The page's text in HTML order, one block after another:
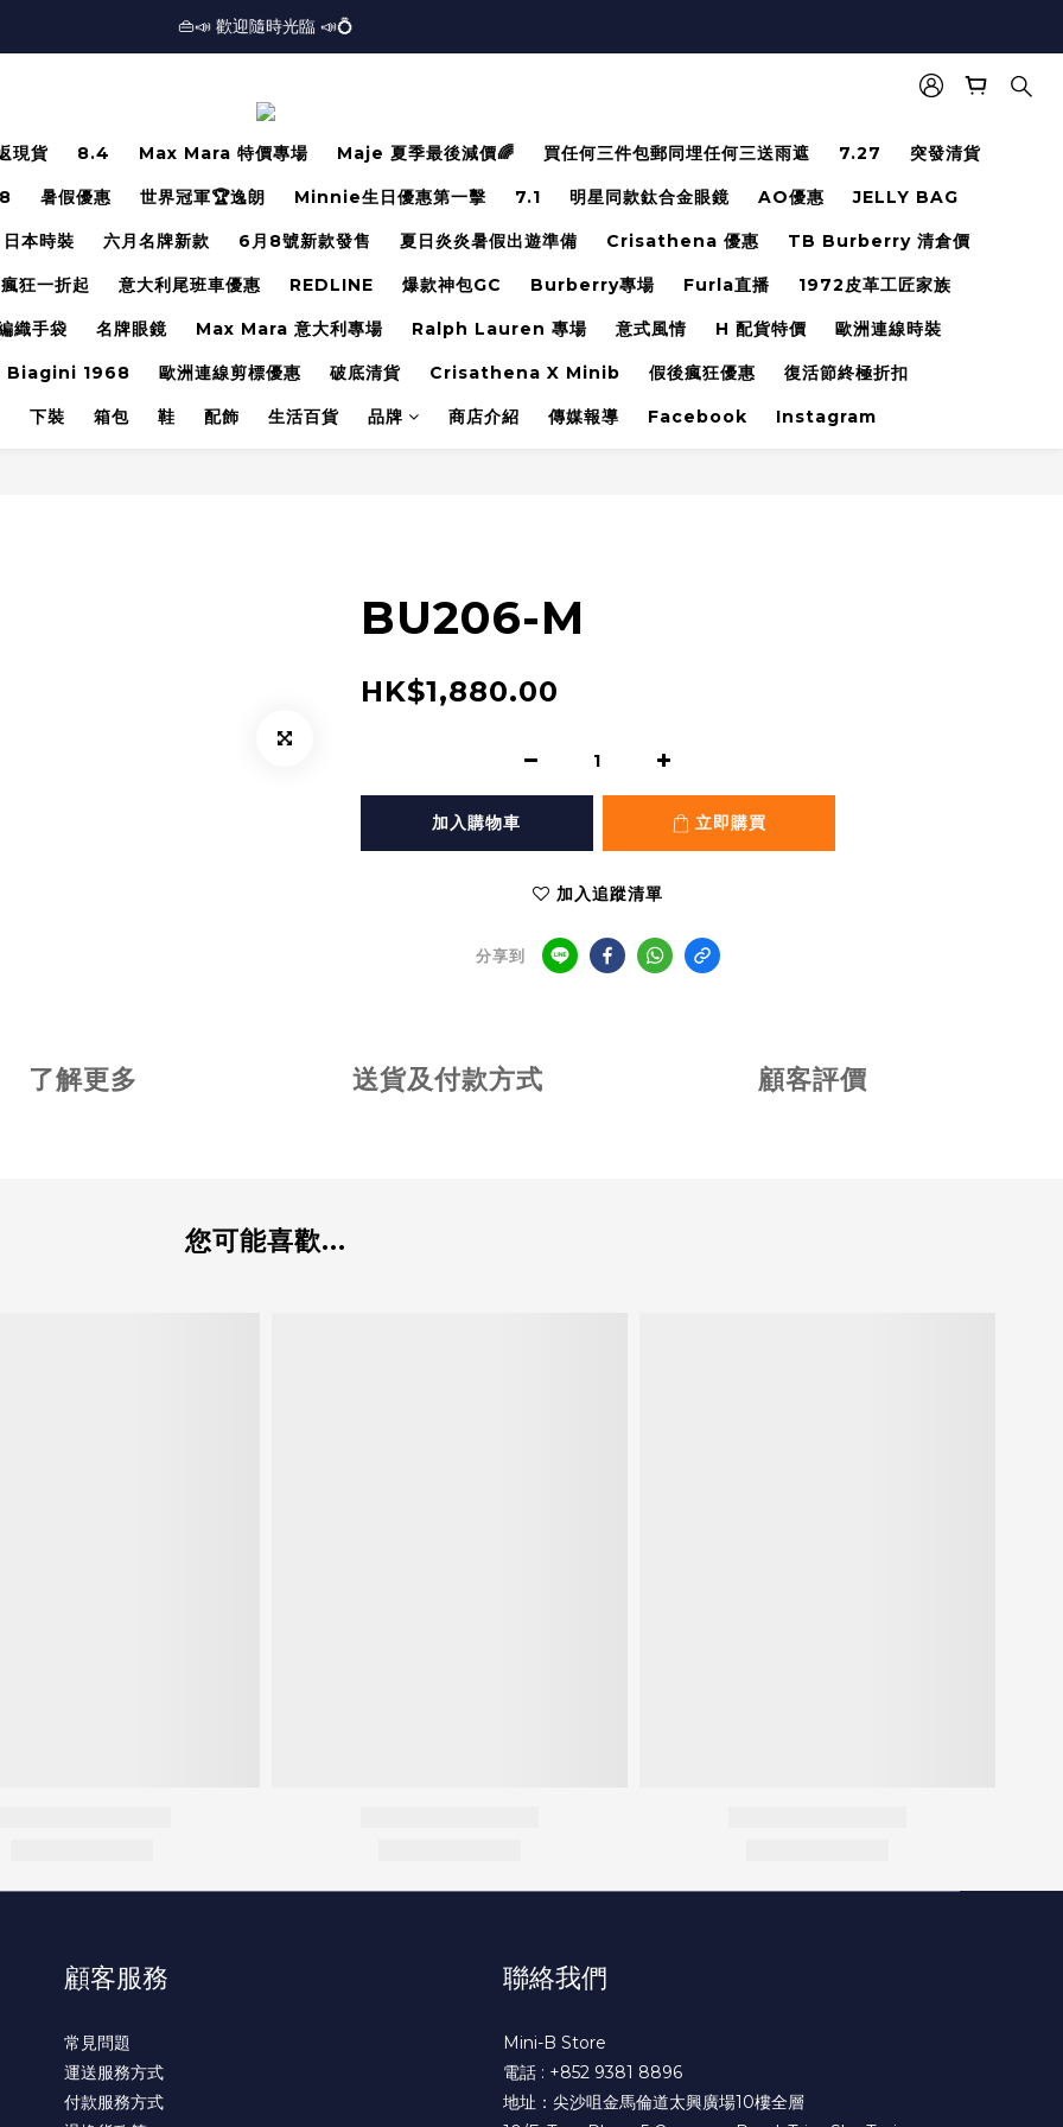
🏢逾三千呎實體門市⏰開放時間：12PM-7PM *星期日休息*⏰
👜📣 歡迎隨時光臨 📣💍
現貨
8.4 Max Mara 特價專場 Maje 夏季最後減價🌈 買任何三件包郵同埋任何三送雨遮 7.27 突發清貨
暑假優惠 世界冠軍🏆逸朗 Minnie生日優惠第一擊 7.1 明星同款鈦合金眼鏡 AO優惠 JELLY BAG
日本時裝 六月名牌新款 6月8號新款發售 夏日炎炎暑假出遊準備 Crisathena 優惠 TB Burberry 清倉價
瘋狂一折起 意大利尾班車優惠 REDLINE 爆款神包GC Burberry專場 Furla直播 1972皮革工匠家族
織手袋 名牌眼鏡 Max Mara 意大利專場 Ralph Lauren 專場 意式風情 H 配貨特價 歐洲連線時裝
Biagini 1968 歐洲連線剪標優惠 破底清貨 Crisathena X Minib 假後瘋狂優惠 復活節終極折扣
下裝 箱包 鞋 配飾 生活百貨 品牌 商店介紹 傳媒報導 Facebook Instagram
BU206-M
HK$1,880.00
加入購物車 立即購買
加入追蹤清單
分享到
了解更多 送貨及付款方式 顧客評價
您可能喜歡...
顧客服務
常見問題
運送服務方式
付款服務方式
聯絡我們
Mini-B Store
電話 : +852 9381 8896
地址：尖沙咀金馬倫道太興廣場10樓全層